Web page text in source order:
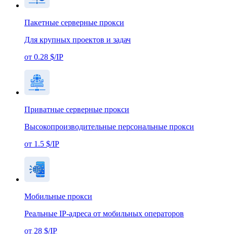
Пакетные серверные прокси
Для крупных проектов и задач
от 0.28 $/IP
Приватные серверные прокси
Высокопроизводительные персональные прокси
от 1.5 $/IP
Мобильные прокси
Реальные IP-адреса от мобильных операторов
от 28 $/IP